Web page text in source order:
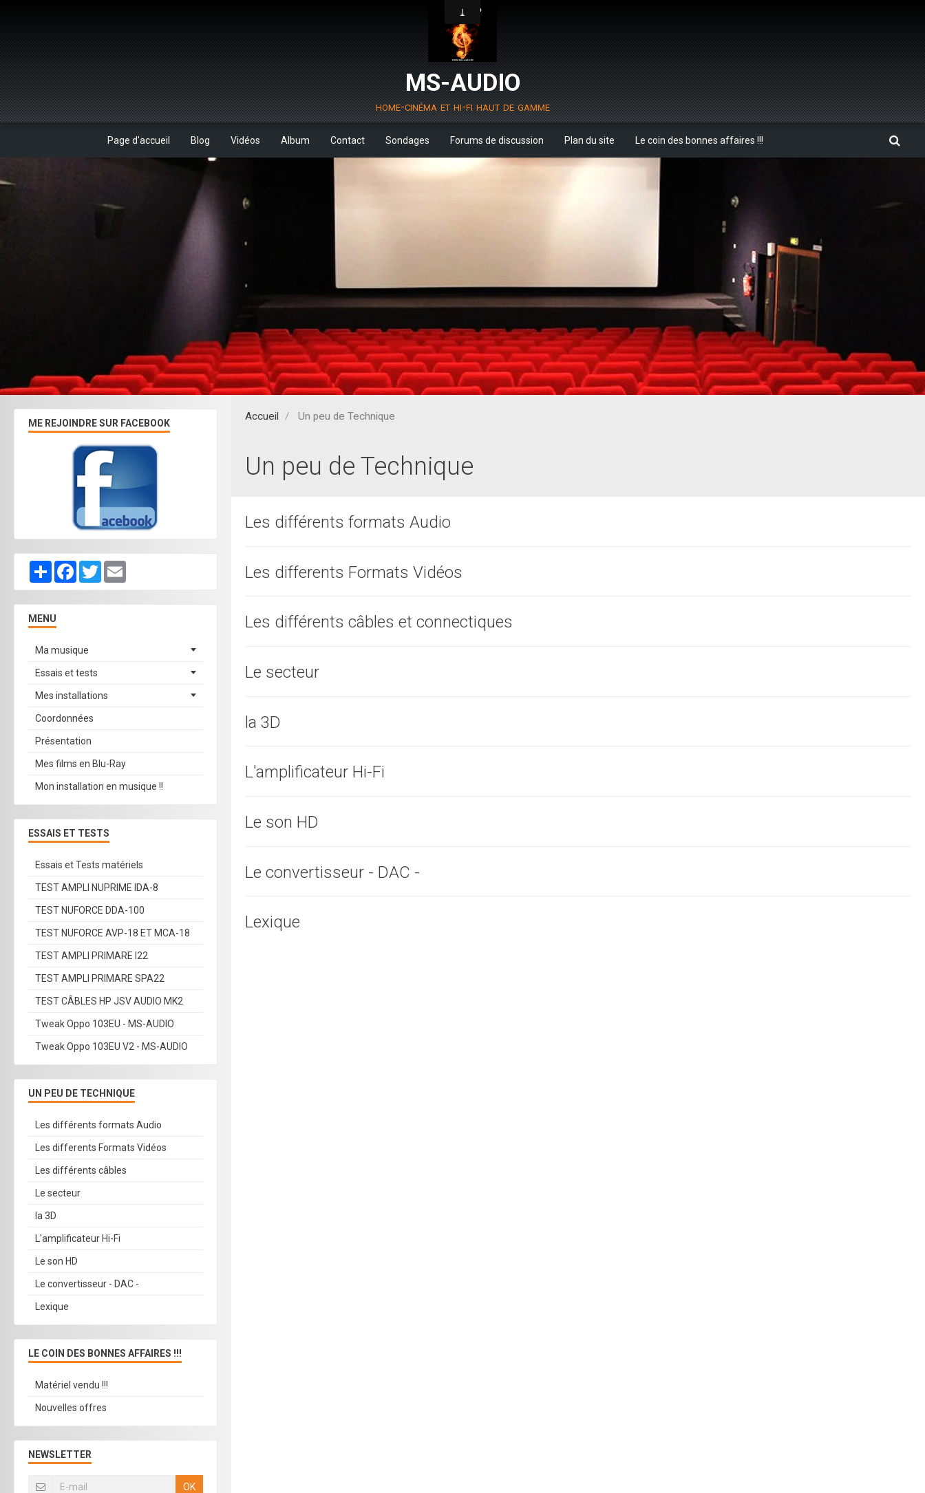
MS-AUDIO
home-cinéma et hi-fi haut de gamme
Page d'accueil Blog Vidéos Album Contact Sondages Forums de discussion Plan du site Le coin des bonnes affaires !!!
Accueil Un peu de Technique
Un peu de Technique
Les différents formats Audio
Les differents Formats Vidéos
Les différents câbles et connectiques
Le secteur
la 3D
L'amplificateur Hi-Fi
Le son HD
Le convertisseur - DAC -
Lexique
ME REJOINDRE SUR FACEBOOK
PartagerFacebook
Twitter
MENU
Ma musique
Essais et tests
Mes installations
Coordonnées
Présentation
Mes films en Blu-Ray
Mon installation en musique !!
ESSAIS ET TESTS
Essais et Tests matériels
TEST AMPLI NUPRIME IDA-8
TEST NUFORCE DDA-100
TEST NUFORCE AVP-18 ET MCA-18
TEST AMPLI PRIMARE I22
TEST AMPLI PRIMARE SPA22
TEST CÂBLES HP JSV AUDIO MK2
Tweak Oppo 103EU - MS-AUDIO
Tweak Oppo 103EU V2 - MS-AUDIO
UN PEU DE TECHNIQUE
Les différents formats Audio
Les differents Formats Vidéos
Les différents câbles
Le secteur
la 3D
L'amplificateur Hi-Fi
Le son HD
Le convertisseur - DAC -
Lexique
LE COIN DES BONNES AFFAIRES !!!
Matériel vendu !!!
Nouvelles offres
NEWSLETTER
OK